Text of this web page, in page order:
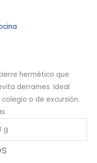
hermético que
derrames. Ideal
o de excursión.
g